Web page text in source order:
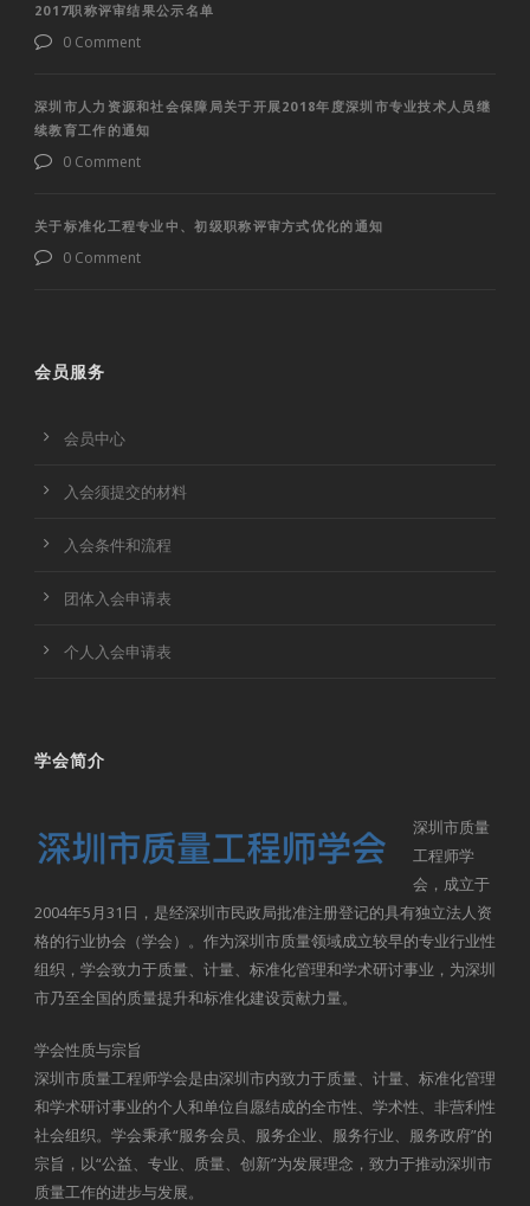
2017职称评审结果公示名单
0 Comment
深圳市人力资源和社会保障局关于开展2018年度深圳市专业技术人员继
续教育工作的通知
0 Comment
关于标准化工程专业中、初级职称评审方式优化的通知
0 Comment
会员服务
会员中心
入会须提交的材料
入会条件和流程
团体入会申请表
个人入会申请表
学会简介
深圳市质量
工程师学
会，成立于
2004年5月31日，是经深圳市民政局批准注册登记的具有独立法人资
格的行业协会（学会）。作为深圳市质量领域成立较早的专业行业性
组织，学会致力于质量、计量、标准化管理和学术研讨事业，为深圳
市乃至全国的质量提升和标准化建设贡献力量。
学会性质与宗旨
深圳市质量工程师学会是由深圳市内致力于质量、计量、标准化管理
和学术研讨事业的个人和单位自愿结成的全市性、学术性、非营利性
社会组织。学会秉承“服务会员、服务企业、服务行业、服务政府”的
宗旨，以“公益、专业、质量、创新”为发展理念，致力于推动深圳市
质量工作的进步与发展。